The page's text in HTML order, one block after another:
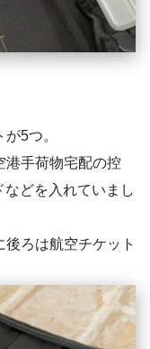
5つ。
港手荷物宅配の控
どを入れていまし
ろは航空チケット